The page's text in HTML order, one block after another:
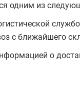
одним из
с ближайшего
о